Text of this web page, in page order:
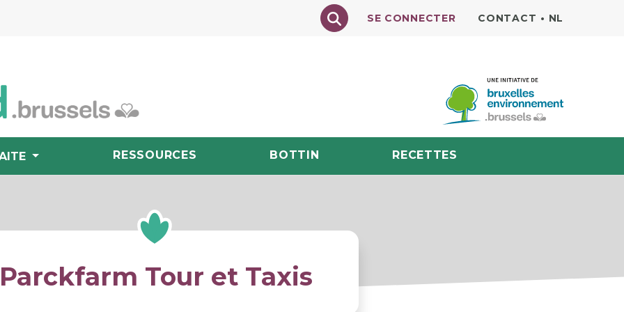
Texte à rechercher
SE CONNECTER CONTACT • NL
RESSOURCES BOTTIN RECETTES
Parckfarm Tour et Taxis